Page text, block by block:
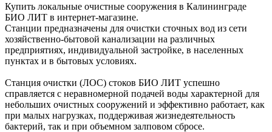
Купить локальные очистные сооружения в Калининграде
БИО ЛИТ в интернет-магазине.
Станции предназначены для очистки сточных вод из сети
хозяйственно-бытовой канализации на различных
предприятиях, индивидуальной застройке, в населенных
пунктах и в бытовых условиях.
Станция очистки (ЛОС) стоков БИО ЛИТ успешно
справляется с неравномерной подачей воды характерной для
небольших очистных сооружений и эффективно работает, как
при малых нагрузках, поддерживая жизнедеятельность
бактерий, так и при объемном залповом сбросе.